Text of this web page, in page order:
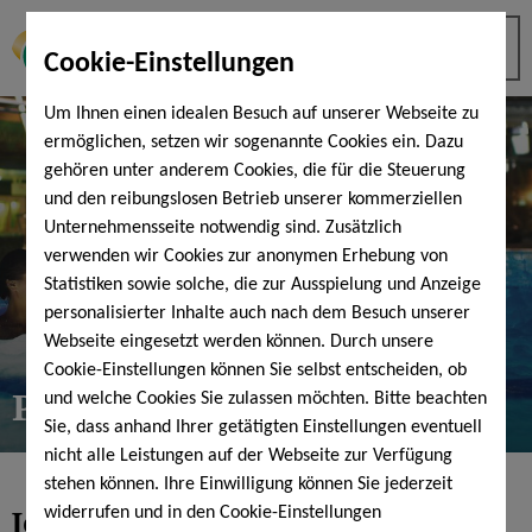
Cookie-Einstellungen
Um Ihnen einen idealen Besuch auf unserer Webseite zu
ermöglichen, setzen wir sogenannte Cookies ein. Dazu
gehören unter anderem Cookies, die für die Steuerung
und den reibungslosen Betrieb unserer kommerziellen
Unternehmensseite notwendig sind. Zusätzlich
verwenden wir Cookies zur anonymen Erhebung von
Statistiken sowie solche, die zur Ausspielung und Anzeige
personalisierter Inhalte auch nach dem Besuch unserer
Webseite eingesetzt werden können. Durch unsere
Cookie-Einstellungen können Sie selbst entscheiden, ob
und welche Cookies Sie zulassen möchten. Bitte beachten
Sie, dass anhand Ihrer getätigten Einstellungen eventuell
nicht alle Leistungen auf der Webseite zur Verfügung
stehen können. Ihre Einwilligung können Sie jederzeit
widerrufen und in den Cookie-Einstellungen
Podcast "Wasserzeichen"
Jetztreinhören...